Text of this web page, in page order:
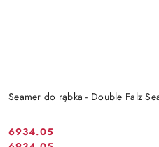
Seamer do rąbka - Double Falz
Cena
6934.05